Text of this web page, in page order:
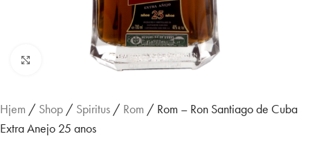
Hjem / Shop / Spiritus / Rom / Rom – Ron Santiago de Cuba
Extra Anejo 25 anos